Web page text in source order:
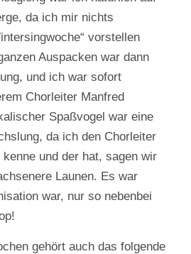
da ich mir nichts
vorstellen
Auspacken war dann
und ich war sofort
Chorleiter Manfred
Spaßvogel war eine
da ich den Chorleiter
und der hat, sagen wir
Launen. Es war
war, nur so nebenbei
gehört auch das folgende